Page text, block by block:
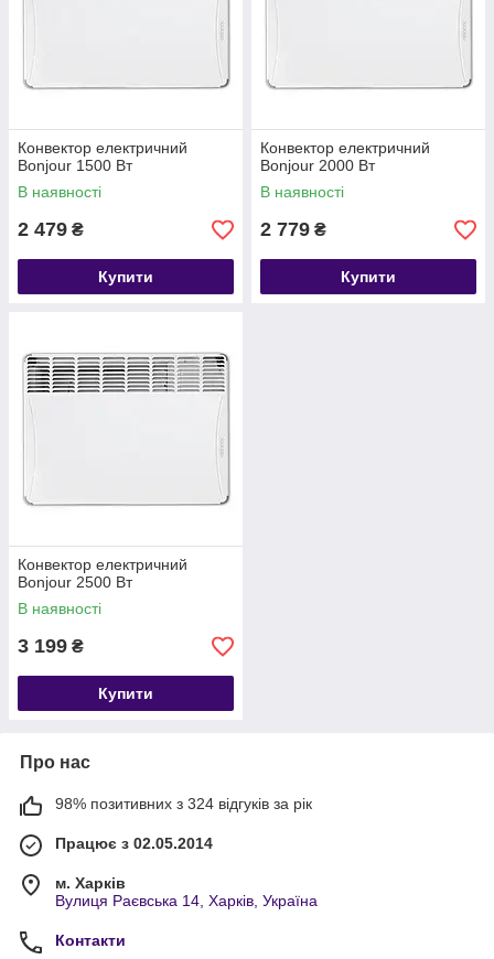
Конвектор електричний
Bonjour 1500 Вт
В наявності
2 479 ₴
Купити
Конвектор електричний
Bonjour 2000 Вт
В наявності
2 779 ₴
Купити
Конвектор електричний
Bonjour 2500 Вт
В наявності
3 199 ₴
Купити
Про нас
98% позитивних з 324 відгуків за рік
Працює з 02.05.2014
м. Харків
Вулиця Раєвська 14, Харків, Україна
Контакти